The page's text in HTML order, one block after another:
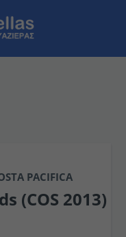
PACIFICA
(COS 2013)